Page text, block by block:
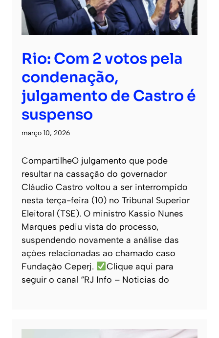
Rio: Com 2 votos pela
condenação,
julgamento de Castro é
suspenso
março 10, 2026
CompartilheO julgamento que pode
resultar na cassação do governador
Cláudio Castro voltou a ser interrompido
nesta terça-feira (10) no Tribunal Superior
Eleitoral (TSE). O ministro Kassio Nunes
Marques pediu vista do processo,
suspendendo novamente a análise das
ações relacionadas ao chamado caso
Fundação Ceperj.
Clique aqui para
seguir o canal “RJ Info – Noticias do